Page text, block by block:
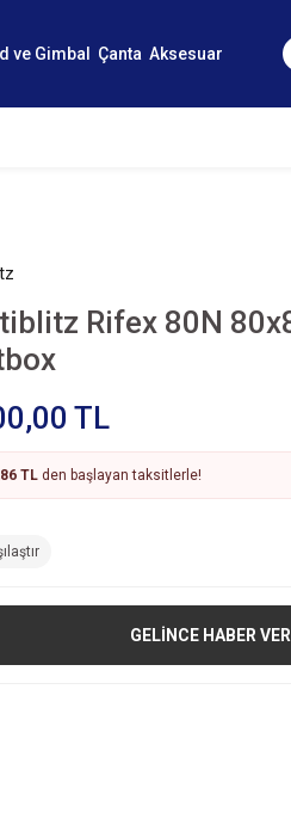
ve Gimbal Çanta Aksesuar
Rifex 80N
TL
TL den başlayan taksitlerle!
GELİNCE HABER VER